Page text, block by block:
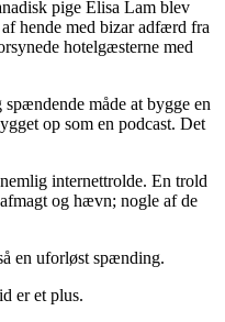
pige Elisa Lam blev
hende med bizar adfærd fra
hotelgæsterne med
måde at bygge en
op som en podcast. Det
internettrolde. En trold
og hævn; nogle af de
en uforløst spænding.
er et plus.